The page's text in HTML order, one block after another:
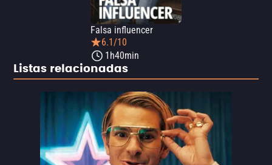
Falsa influencer
6.1/10
1h40min
Listas relacionadas